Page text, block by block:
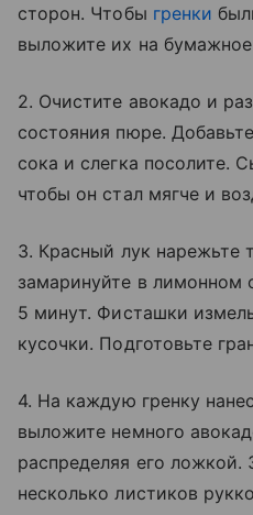
сторон. Чтобы гренки
выложите их на бумажное
2. Очистите авокадо и
состояния пюре.
сока и слегка посолите.
чтобы он стал мягче и
3. Красный лук нарежьте
замаринуйте в лимонном
5 минут. Фисташки
кусочки. Подготовьте
4. На каждую гренку
выложите немного
распределяя его ложкой.
несколько листиков